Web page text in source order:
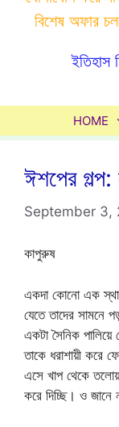
বিশেষ অফার
HOME
ঈশপের
September 3,
কাপুরুষ
একদা কোনো এক
যেতে তাদের সামনে
একটা সৈনিক
তাকে ধরাশায়ী করে
এসে খাপ থেকে
করে দিচ্ছি। ও জানে